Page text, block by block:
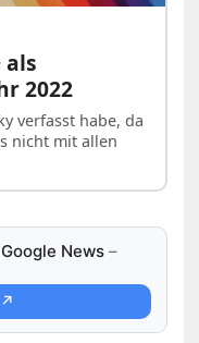
als
2022
verfasst habe, da
nicht mit allen
News –